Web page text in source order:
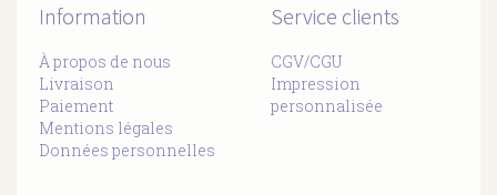
Information
À propos de nous
Livraison
Paiement
Mentions légales
Données personnelles
Service clients
CGV/CGU
Impression
personnalisée